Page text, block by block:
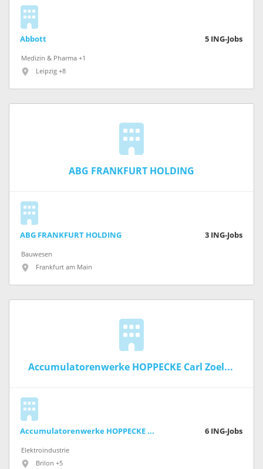
Abbott 5 ING-Jobs
Medizin & Pharma +1
Leipzig +8
ABG FRANKFURT HOLDING
ABG FRANKFURT HOLDING 3 ING-Jobs
Bauwesen
Frankfurt am Main
Accumulatorenwerke HOPPECKE Carl Zoellner & Sohn
Accumulatorenwerke HOPPECKE Carl Zoellner & Sohn 6 ING-Jobs
Elektroindustrie
Brilon +5